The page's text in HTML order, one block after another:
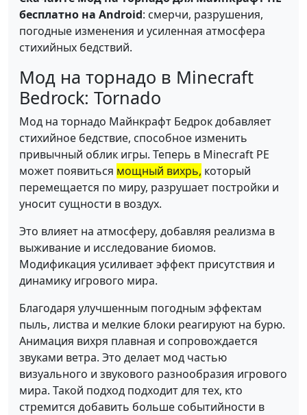
бесплатно на Android: смерчи, разрушения,
погодные изменения и усиленная атмосфера
стихийных бедствий.
Мод на торнадо в Minecraft
Bedrock: Tornado
Мод на торнадо Майнкрафт Бедрок добавляет
стихийное бедствие, способное изменить
привычный облик игры. Теперь в Minecraft PE
может появиться мощный вихрь, который
перемещается по миру, разрушает постройки и
уносит сущности в воздух.
Это влияет на атмосферу, добавляя реализма в
выживание и исследование биомов.
Модификация усиливает эффект присутствия и
динамику игрового мира.
Благодаря улучшенным погодным эффектам
пыль, листва и мелкие блоки реагируют на бурю.
Анимация вихря плавная и сопровождается
звуками ветра. Это делает мод частью
визуального и звукового разнообразия игрового
мира. Такой подход подходит для тех, кто
стремится добавить больше событийности в